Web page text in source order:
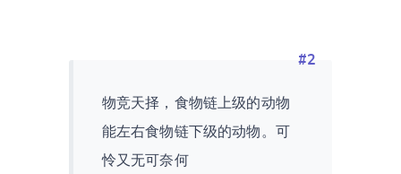
#2
物竞天择，食物链上级的动物
能左右食物链下级的动物。可
怜又无可奈何